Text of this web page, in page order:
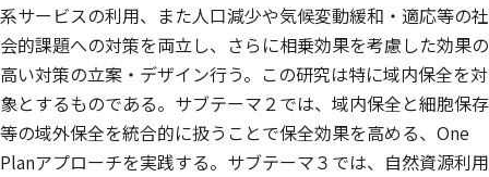
系サービスの利用、また人口減少や気候変動緩和・適応等の社
会的課題への対策を両立し、さらに相乗効果を考慮した効果の
高い対策の立案・デザイン行う。この研究は特に域内保全を対
象とするものである。サブテーマ２では、域内保全と細胞保存
等の域外保全を統合的に扱うことで保全効果を高める、One
Planアプローチを実践する。サブテーマ３では、自然資源利用